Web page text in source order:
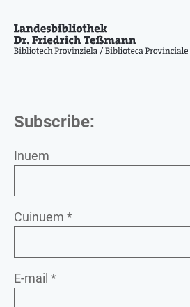
Subscribe:
Inuem
Cuinuem *
E-mail *